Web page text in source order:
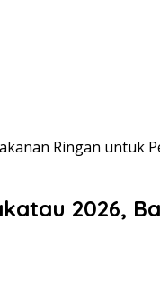
Ringan untuk
2026,